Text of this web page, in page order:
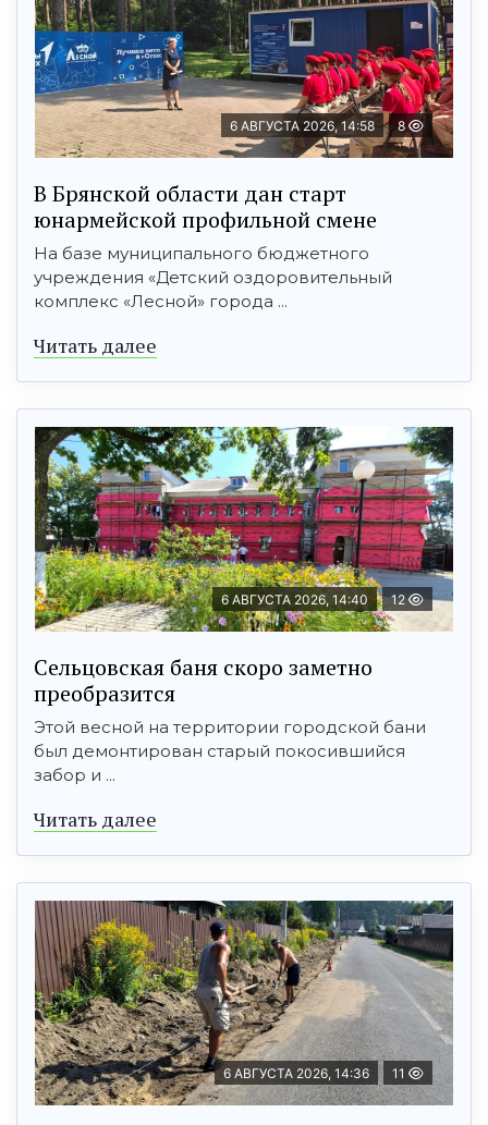
6 АВГУСТА 2026, 14:58 8
В Брянской области дан старт
юнармейской профильной смене
На базе муниципального бюджетного
учреждения «Детский оздоровительный
комплекс «Лесной» города ...
Читать далее
6 АВГУСТА 2026, 14:40 12
Сельцовская баня скоро заметно
преобразится
Этой весной на территории городской бани
был демонтирован старый покосившийся
забор и ...
Читать далее
6 АВГУСТА 2026, 14:36 11